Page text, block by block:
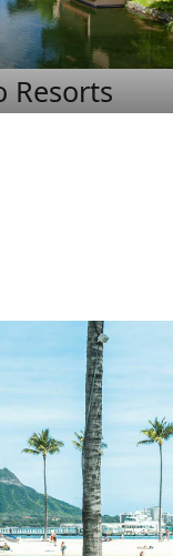
Resorts